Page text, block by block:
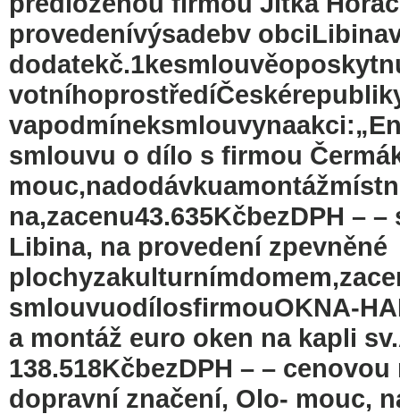
provedenívýsadebv
smlouvu o dílo s firmou
na,zacenu43.635KčbezDPH –
Libina, na provedení zpevněné
smlouvuodílosfirmouOKNA-
a montáž euro oken na kapli
138.518KčbezDPH – –
dopravní značení, Olo- mouc,